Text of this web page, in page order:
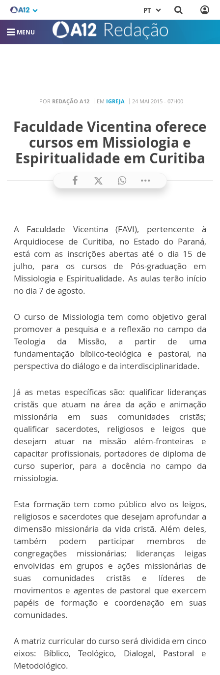
PT
MENU
POR REDAÇÃO A12 EM IGREJA 24 MAI 2015 - 07H00
Faculdade Vicentina oferece
cursos em Missiologia e
Espiritualidade em Curitiba
A Faculdade Vicentina (FAVI), pertencente à
Arquidiocese de Curitiba, no Estado do Paraná,
está com as inscrições abertas até o dia 15 de
julho, para os cursos de Pós-graduação em
Missiologia e Espiritualidade. As aulas terão início
no dia 7 de agosto.
O curso de Missiologia tem como objetivo geral
promover a pesquisa e a reflexão no campo da
Teologia da Missão, a partir de uma
fundamentação bíblico-teológica e pastoral, na
perspectiva do diálogo e da interdisciplinaridade.
Já as metas específicas são: qualificar lideranças
cristãs que atuam na área da ação e animação
missionária em suas comunidades cristãs;
qualificar sacerdotes, religiosos e leigos que
desejam atuar na missão além-fronteiras e
capacitar profissionais, portadores de diploma de
curso superior, para a docência no campo da
missiologia.
Esta formação tem como público alvo os leigos,
religiosos e sacerdotes que desejam aprofundar a
dimensão missionária da vida cristã. Além deles,
também podem participar membros de
congregações missionárias; lideranças leigas
envolvidas em grupos e ações missionárias de
suas comunidades cristãs e líderes de
movimentos e agentes de pastoral que exercem
papéis de formação e coordenação em suas
comunidades.
A matriz curricular do curso será dividida em cinco
eixos: Bíblico, Teológico, Dialogal, Pastoral e
Metodológico.